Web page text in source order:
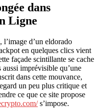
dans
Ligne
d’un eldorado
en quelques clics vient
façade scintillante se cache
imprévisible qu’une
dans cette mouvance,
un peu plus critique et
ce que ce site propose
s’impose.